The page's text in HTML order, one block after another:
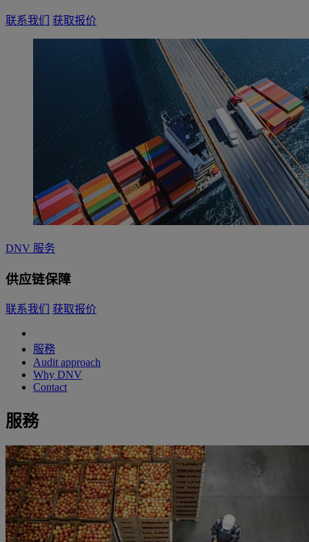
联系我们 获取报价
DNV 服务
供应链保障
联系我们 获取报价
服務
Audit approach
Why DNV
Contact
服務